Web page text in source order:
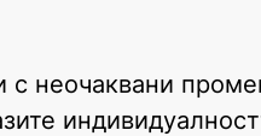
неочаквани